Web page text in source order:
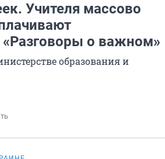
Учителя массово
«Разговоры о важном»
образования и